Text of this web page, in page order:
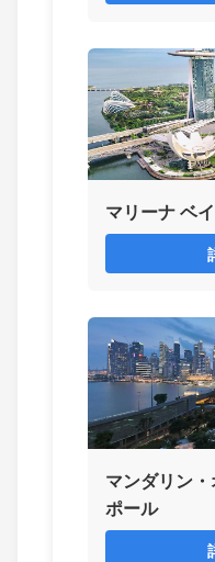
マリーナ ベ
マンダリン
ポール